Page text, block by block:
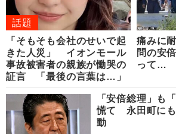
話題
「そもそも会社のせいで起
きた人災」 イオンモール
事故被害者の親族が慟哭の
証言 「最後の言葉は…」
痛みに
問の安
って…
「安倍総理」も
慌て 永田町に
動